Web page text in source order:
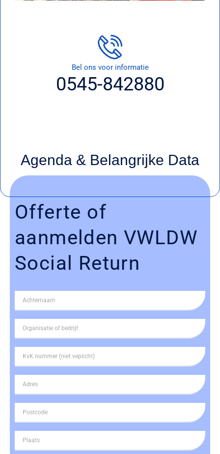
Bel ons voor informatie
0545-842880
Agenda & Belangrijke Data
Offerte of
aanmelden VWLDW
Social Return